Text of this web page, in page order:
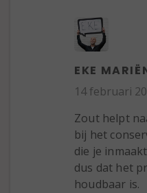
EKE
14 februari
Zout helpt
bij het
die je
dus dat het
houdbaar is.